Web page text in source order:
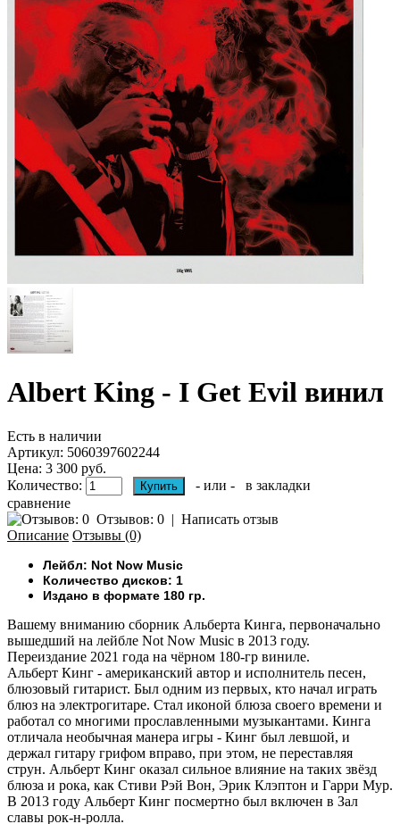
Albert King - I Get Evil винил
Есть в наличии
Артикул: 5060397602244
Цена: 3 300 руб.
Количество:
- или -
в закладки
сравнение
Отзывов: 0 | Написать отзыв
Описание Отзывы (0)
Лейбл: Not Now Music
Количество дисков: 1
Издано в формате 180 гр.
Вашему вниманию сборник Альберта Кинга, первоначально
вышедший на лейбле Not Now Music в 2013 году.
Переиздание 2021 года на чёрном 180-гр виниле.
Альберт Кинг - американский автор и исполнитель песен,
блюзовый гитарист. Был одним из первых, кто начал играть
блюз на электрогитаре. Стал иконой блюза своего времени и
работал со многими прославленными музыкантами. Кинга
отличала необычная манера игры - Кинг был левшой, и
держал гитару грифом вправо, при этом, не переставляя
струн. Альберт Кинг оказал сильное влияние на таких звёзд
блюза и рока, как Стиви Рэй Вон, Эрик Клэптон и Гарри Мур.
В 2013 году Альберт Кинг посмертно был включен в Зал
славы рок-н-ролла.